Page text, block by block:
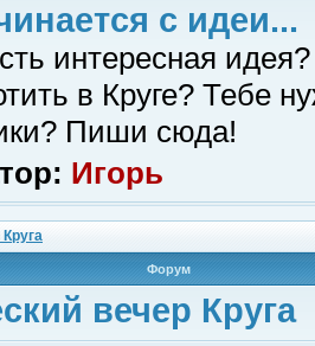
с идеи...
интересная
в Круге? Тебе
Пиши сюда!
Игорь
Форум
вечер Круга